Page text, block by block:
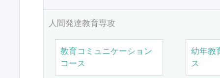
人間発達教育専攻
教育コミュニケーション
コース
幼年教
ス